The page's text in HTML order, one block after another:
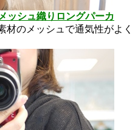
ッシュ織りロングパーカ
材のメッシュで通気性がよく